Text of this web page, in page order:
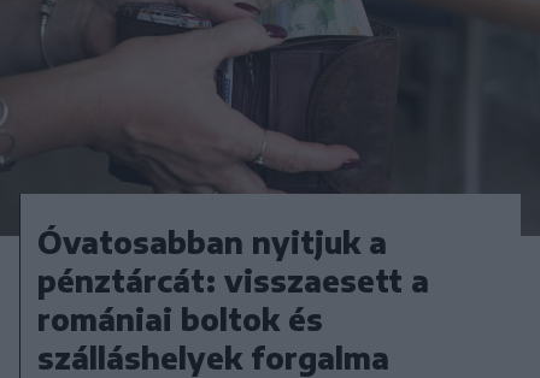
Óvatosabban nyitjuk a
pénztárcát: visszaesett a
romániai boltok és
szálláshelyek forgalma